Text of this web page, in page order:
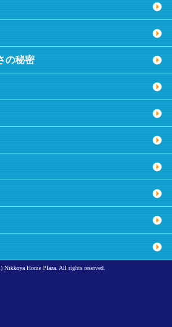
の秘密
Nikkoya Home Plaza. All rights reserved.